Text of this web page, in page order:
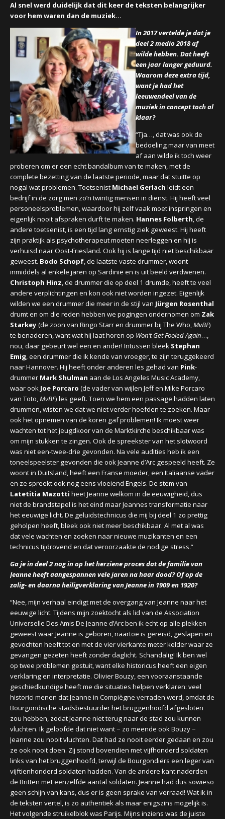
Al snel werd duidelijk dat dit keer de teksten belangrijker
voor hem waren dan de muziek…
In 2017 vertelde je dat je
deel 2 medio 2018 af
wilde hebben. Dat heeft
een jaar langer geduurd.
Waarom deze extra tijd,
want je had het
leeuwendeel van de
muziek in concept toch al
klaar?
“Tja…, dat was ook de
bedoeling maar van meet
af aan wilde ik toch weer
proberen om er een echt bandalbum van te maken, met de
complete bezetting van de laatste periode, maar dat stuitte op
nogal wat problemen. Toetsenist Michael Gerlach leidt een
bedrijf in de zorg men zo’n twintig mensen in dienst. Hij heeft veel
personeelsproblemen, waardoor hij zelf vaak moet inspringen en
eigenlijk nooit afspraken durft te maken. Hannes Folberth, de
andere toetsenist, is een tijd lang ernstig ziek geweest. Hij heeft
zijn praktijk als psychotherapeut moeten neerleggen en hij is
verhuisd naar Oost-Friesland. Ook hij is lange tijd niet beschikbaar
geweest. Bodo Schopf, de laatste vaste drummer, woont
inmiddels al enkele jaren op Sardinië en is uit beeld verdwenen.
Christoph Hinz, de drummer die op deel 1 drumde, heeft te veel
andere verplichtingen en kon ook niet worden ingezet. Eigenlijk
wilden we een drummer die meer in de stijl van Jürgen Rosenthal
drumt en om die reden hebben we pogingen ondernomen om Zak
Starkey (de zoon van Ringo Starr en drummer bij The Who,MvBF)
te benaderen, want wat hij laat horen op Won’t Get Fooled Again…,
nou, daar gebeurt wel een en ander! Intussen bleek Stephan
Emig, een drummer die ik kende van vroeger, te zijn teruggekeerd
naar Hannover. Hij heeft onder anderen les gehad van Pink-
drummer Mark Shulman aan de Los Angeles Music Academy,
waar ook Joe Porcaro (de vader van wijlen Jeff en Mike Porcaro
van Toto,MvBF) les geeft. Toen we hem een passage hadden laten
drummen, wisten we dat we niet verder hoefden te zoeken. Maar
ook het opnemen van de koren gaf problemen! Ik moest weer
wachten tot het jeugdkoor van de Marktkirche beschikbaar was
om mijn stukken te zingen. Ook de spreekster van het slotwoord
was niet een-twee-drie gevonden. Na vele audities heb ik een
toneelspeelster gevonden die ook Jeanne d’Arc gespeeld heeft. Ze
woont in Duitsland, heeft een Franse moeder, een Italiaanse vader
en ze spreekt ook nog eens vloeiend Engels. De stem van
Latetitia Mazotti heet Jeanne welkom in de eeuwigheid, dus
niet de brandstapel is het eind maar Jeannes transformatie naar
het eeuwige licht. De geluidstechnicus die mij bij deel 1 zo prettig
geholpen heeft, bleek ook niet meer beschikbaar. Al met al was
dat vele wachten en zoeken naar nieuwe muzikanten en een
technicus tijdrovend en dat veroorzaakte de nodige stress.”
Ga je in deel 2 nog in op het herziene proces dat de familie van
Jeanne heeft aangespannen vele jaren na haar dood? Of op de
zalig- en daarna heiligverklaring van Jeanne in 1909 en 1920?
“Nee, mijn verhaal eindigt met de overgang van Jeanne naar het
eeuwige licht. Tijdens mijn zoektocht als lid van de Association
Universelle Des Amis De Jeanne d’Arc ben ik echt op alle plekken
geweest waar Jeanne is geboren, naartoe is gereisd, geslapen en
gevochten heeft tot en met de vier vierkante meter kelder waar ze
gevangen gezeten heeft zonder daglicht. Schandalig! Ik ben wel
op twee problemen gestuit, want elke historicus heeft een eigen
verklaring en interpretatie. Olivier Bouzy, een vooraanstaande
geschiedkundige heeft me die situaties helpen verklaren: veel
historici menen dat Jeanne in Compiègne verraden werd, omdat de
Bourgondische stadsbestuurder het bruggenhoofd afgesloten
zou hebben, zodat Jeanne niet terug naar de stad zou kunnen
vluchten. Ik geloofde dat niet want − zo meende ook Bouzy −
Jeanne zou nooit vluchten. Dat had ze nooit eerder gedaan en zou
ze ook nooit doen. Zij stond bovendien met vijfhonderd soldaten
links van het bruggenhoofd, terwijl de Bourgondiërs een leger van
vijftienhonderd soldaten hadden. Van de andere kant naderden
de Britten met eenzelfde aantal soldaten. Jeanne had dus sowieso
geen schijn van kans, dus er is geen sprake van verraad! Wat ik in
de teksten vertel, is zo authentiek als maar enigszins mogelijk is.
Het volgende struikelblok was Parijs. Mijns inziens was de juiste